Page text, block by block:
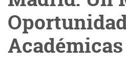
Académicas